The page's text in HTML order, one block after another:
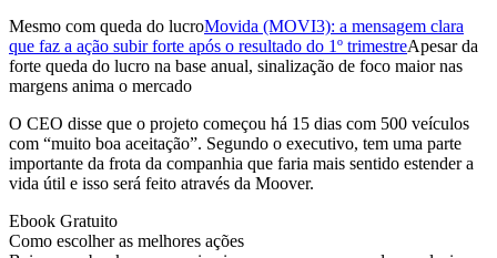
Mesmo com queda do lucroMovida (MOVI3): a mensagem clara
que faz a ação subir forte após o resultado do 1º trimestreApesar da
forte queda do lucro na base anual, sinalização de foco maior nas
margens anima o mercado
O CEO disse que o projeto começou há 15 dias com 500 veículos
com “muito boa aceitação”. Segundo o executivo, tem uma parte
importante da frota da companhia que faria mais sentido estender a
vida útil e isso será feito através da Moover.
Ebook Gratuito
Como escolher as melhores ações